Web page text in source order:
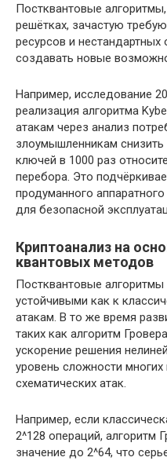
Постквантовые
решётках, зачастую
ресурсов и
создавать новые
Например, исследование
реализация алгоритма
атакам через анализ
злоумышленникам
ключей в 1000 раз
перебора. Это
продуманного
для безопасной
Криптоанализ на
квантовых методов
Постквантовые
устойчивыми как к
атакам. В то же время
таких как алгоритм
ускорение решения
уровень сложности многих
схематических атак.
Например, если
2^128 операций, алгоритм
значение до 2^64, что